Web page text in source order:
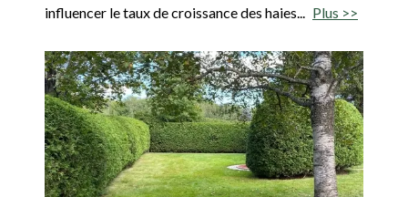
influencer le taux de croissance des haies...
Plus >>